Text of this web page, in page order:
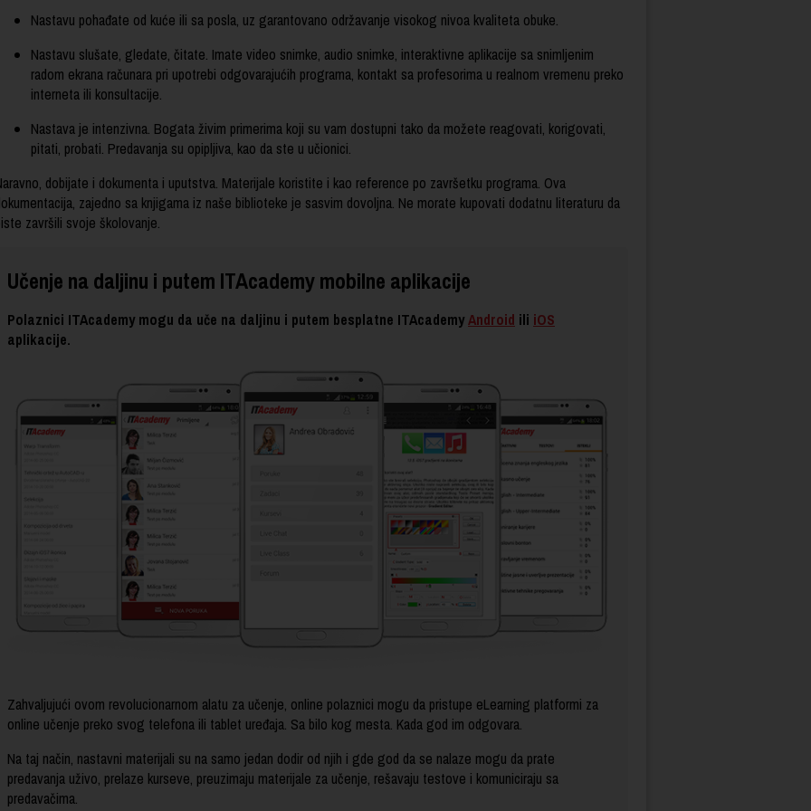
Nastavu pohađate od kuće ili sa posla, uz garantovano održavanje visokog nivoa kvaliteta obuke.
Nastavu slušate, gledate, čitate. Imate video snimke, audio snimke, interaktivne aplikacije sa snimljenim
radom ekrana računara pri upotrebi odgovarajućih programa, kontakt sa profesorima u realnom vremenu preko
interneta ili konsultacije.
Nastava je intenzivna. Bogata živim primerima koji su vam dostupni tako da možete reagovati, korigovati,
pitati, probati. Predavanja su opipljiva, kao da ste u učionici.
dobijate i dokumenta i uputstva. Materijale koristite i kao reference po završetku programa. Ova
zajedno sa knjigama iz naše biblioteke je sasvim dovoljna. Ne morate kupovati dodatnu literaturu da
završili svoje školovanje.
Učenje na daljinu i putem ITAcademy mobilne aplikacije
Polaznici ITAcademy mogu da uče na daljinu i putem besplatne ITAcademyAndroid ili iOS
aplikacije.
Zahvaljujući ovom revolucionarnom alatu za učenje, online polaznici mogu da pristupe eLearning platformi za
online učenje preko svog telefona ili tablet uređaja. Sa bilo kog mesta. Kada god im odgovara.
Na taj način, nastavni materijali su na samo jedan dodir od njih i gde god da se nalaze mogu da prate
predavanja uživo, prelaze kurseve, preuzimaju materijale za učenje, rešavaju testove i komuniciraju sa
predavačima.